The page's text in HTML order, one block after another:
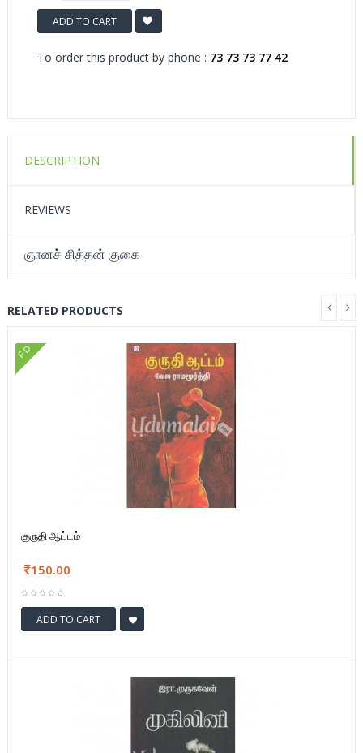
ADD TO CART
To order this product by phone : 73 73 73 77 42
DESCRIPTION
REVIEWS
ஞானச் சித்தன் குகை
RELATED PRODUCTS
FD
குருதி ஆட்டம்
150.00
ADD TO CART